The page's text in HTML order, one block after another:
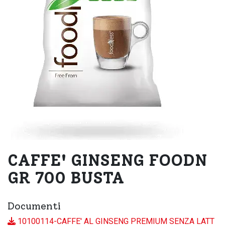
CAFFE' GINSENG FOODN
GR 700 BUSTA
Documenti
10100114-CAFFE' AL GINSENG PREMIUM SENZA LATT